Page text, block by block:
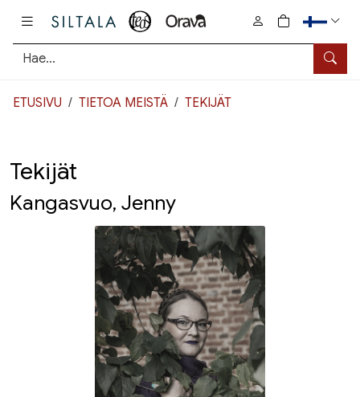
Hae
0
tuotetta
ETUSIVU TIETOA MEISTÄ TEKIJÄT
Tekijät
Kangasvuo, Jenny